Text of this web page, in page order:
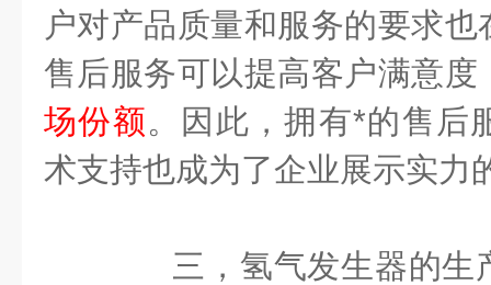
户对产品质量和服务的要求
售后服务可以提高客户满意
场份额。因此，拥有*的售后
术支持也成为了企业展示实力
三，氢气发生器的生